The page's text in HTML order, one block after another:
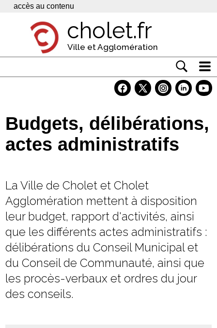
Panneau de gestion des cookies
accès au contenu
cholet.fr
Ville et Agglomération
Economie
Services
Budgets, délibérations,
actes administratifs
La Ville de Cholet et Cholet
Agglomération mettent à disposition
leur budget, rapport d'activités, ainsi
que les différents actes administratifs :
délibérations du Conseil Municipal et
du Conseil de Communauté, ainsi que
les procès-verbaux et ordres du jour
des conseils.